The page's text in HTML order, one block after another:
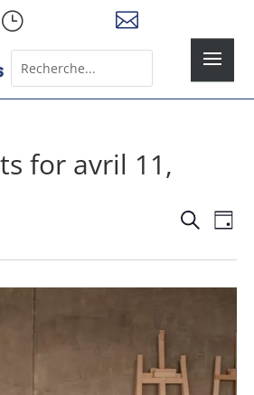
} 
for...
for avril 11,
de
Recherche
de
Jour